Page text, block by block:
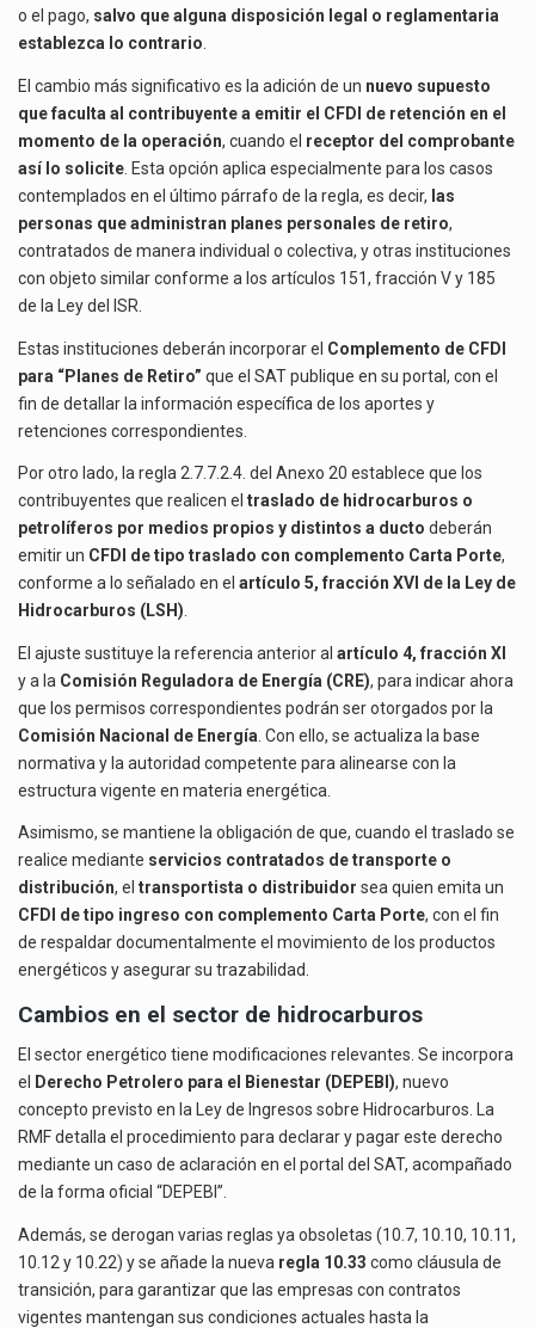
o el pago, salvo que alguna disposición legal o reglamentaria
establezca lo contrario.
El cambio más significativo es la adición de un nuevo supuesto
que faculta al contribuyente a emitir el CFDI de retención en el
momento de la operación, cuando el receptor del comprobante
así lo solicite . Esta opción aplica especialmente para los casos
contemplados en el último párrafo de la regla, es decir, las
personas que administran planes personales de retiro,
contratados de manera individual o colectiva, y otras instituciones
con objeto similar conforme a los artículos 151, fracción V y 185
de la Ley del ISR.
Estas instituciones deberán incorporar el Complemento de CFDI
para “Planes de Retiro” que el SAT publique en su portal, con el
fin de detallar la información específica de los aportes y
retenciones correspondientes.
Por otro lado, la regla 2.7.7.2.4. del Anexo 20 establece que los
contribuyentes que realicen el traslado de hidrocarburos o
petrolíferos por medios propios y distintos a ducto deberán
emitir un CFDI de tipo traslado con complemento Carta Porte,
conforme a lo señalado en el artículo 5, fracción XVI de la Ley de
Hidrocarburos (LSH)
El ajuste sustituye la referencia anterior al artículo 4, fracción XI
y a la Comisión Reguladora de Energía (CRE), para indicar ahora
que los permisos correspondientes podrán ser otorgados por la
Comisión Nacional de Energía . Con ello, se actualiza la base
normativa y la autoridad competente para alinearse con la
estructura vigente en materia energética.
Asimismo, se mantiene la obligación de que, cuando el traslado se
realice mediante servicios contratados de transporte o
distribución, el transportista o distribuidor sea quien emita un
CFDI de tipo ingreso con complemento Carta Porte, con el fin
de respaldar documentalmente el movimiento de los productos
energéticos y asegurar su trazabilidad.
Cambios en el sector de hidrocarburos
El sector energético tiene modificaciones relevantes. Se incorpora
el
Derecho Petrolero para el Bienestar (DEPEBI), nuevo
concepto previsto en la Ley de Ingresos sobre Hidrocarburos. La
RMF detalla el procedimiento para declarar y pagar este derecho
mediante un caso de aclaración en el portal del SAT, acompañado
de la forma oficial “DEPEBI”.
Además, se derogan varias reglas ya obsoletas (10.7, 10.10, 10.11,
10.12 y 10.22) y se añade la nueva regla 10.33 como cláusula de
transición, para garantizar que las empresas con contratos
vigentes mantengan sus condiciones actuales hasta la